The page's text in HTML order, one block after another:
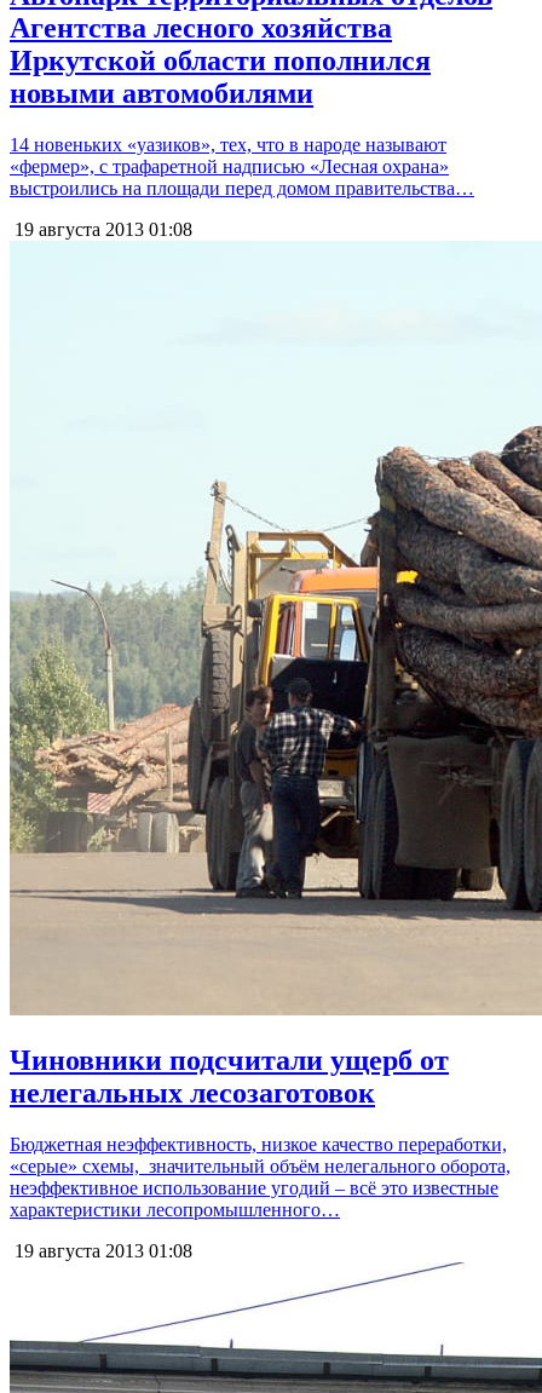
Агентства лесного хозяйства
Иркутской области пополнился
новыми автомобилями
14 новеньких «уазиков», тех, что в народе называют
«фермер», с трафаретной надписью «Лесная охрана»
выстроились на площади перед домом правительства…
19 августа 2013 01:08
Чиновники подсчитали ущерб от
нелегальных лесозаготовок
Бюджетная неэффективность, низкое качество переработки,
«серые» схемы, значительный объём нелегального оборота,
неэффективное использование угодий – всё это известные
характеристики лесопромышленного…
19 августа 2013 01:08